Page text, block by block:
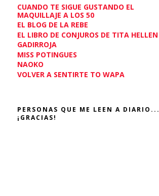
CUANDO TE SIGUE GUSTANDO EL
MAQUILLAJE A LOS 50
EL BLOG DE LA REBE
EL LIBRO DE CONJUROS DE TITA HELLEN
GADIRROJA
MISS POTINGUES
NAOKO
VOLVER A SENTIRTE TO WAPA
PERSONAS QUE ME LEEN A DIARIO...
¡GRACIAS!